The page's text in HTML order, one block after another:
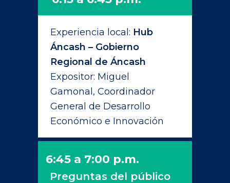
6:45 a 7:00 p.m.
Preguntas del público
Experiencia local: Hub
Áncash – Gobierno
Regional de Áncash
Expositor: Miguel
Gamonal, Coordinador
General de Desarrollo
Económico e Innovación